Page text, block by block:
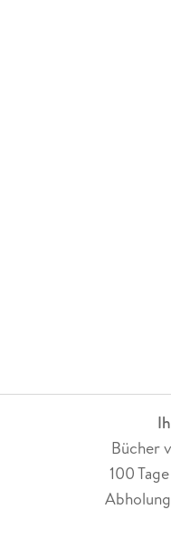
Bücher
100